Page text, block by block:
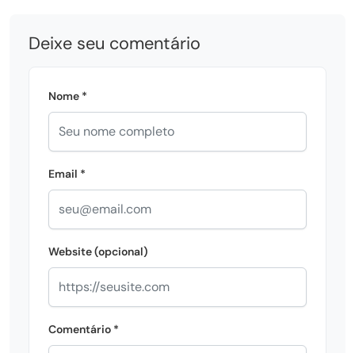
Deixe seu comentário
Nome *
Email *
Website (opcional)
Comentário *